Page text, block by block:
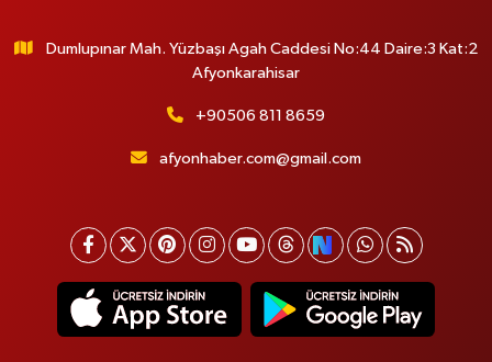
Dumlupınar Mah. Yüzbaşı Agah Caddesi No:44 Daire:3 Kat:2
Afyonkarahisar
+90506 811 8659
afyonhaber.com@gmail.com